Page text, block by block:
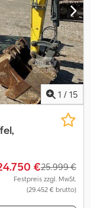
1 / 15
€25.999 €
Festpreis zzgl. MwSt.
(29.452 € brutto)